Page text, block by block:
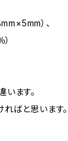
）、
ます。
ばと思います。